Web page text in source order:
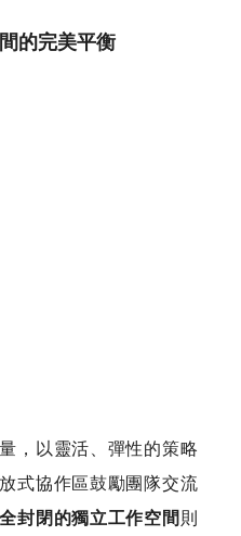
的完美平衡
，以靈活、彈性的策略
式協作區鼓勵團隊交流
封閉的獨立工作空間則